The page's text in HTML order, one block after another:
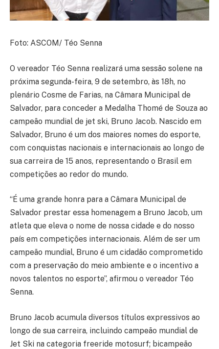
Foto: ASCOM/ Téo Senna
O vereador Téo Senna realizará uma sessão solene na
próxima segunda-feira, 9 de setembro, às 18h, no
plenário Cosme de Farias, na Câmara Municipal de
Salvador, para conceder a Medalha Thomé de Souza ao
campeão mundial de jet ski, Bruno Jacob. Nascido em
Salvador, Bruno é um dos maiores nomes do esporte,
com conquistas nacionais e internacionais ao longo de
sua carreira de 15 anos, representando o Brasil em
competições ao redor do mundo.
“É uma grande honra para a Câmara Municipal de
Salvador prestar essa homenagem a Bruno Jacob, um
atleta que eleva o nome de nossa cidade e do nosso
país em competições internacionais. Além de ser um
campeão mundial, Bruno é um cidadão comprometido
com a preservação do meio ambiente e o incentivo a
novos talentos no esporte”, afirmou o vereador Téo
Senna.
Bruno Jacob acumula diversos títulos expressivos ao
longo de sua carreira, incluindo campeão mundial de
Jet Ski na categoria freeride motosurf; bicampeão